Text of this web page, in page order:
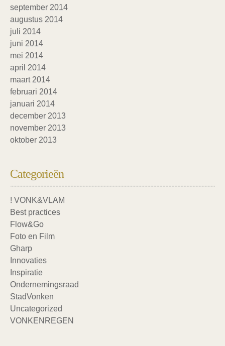
september 2014
augustus 2014
juli 2014
juni 2014
mei 2014
april 2014
maart 2014
februari 2014
januari 2014
december 2013
november 2013
oktober 2013
Categorieën
! VONK&VLAM
Best practices
Flow&Go
Foto en Film
Gharp
Innovaties
Inspiratie
Ondernemingsraad
StadVonken
Uncategorized
VONKENREGEN